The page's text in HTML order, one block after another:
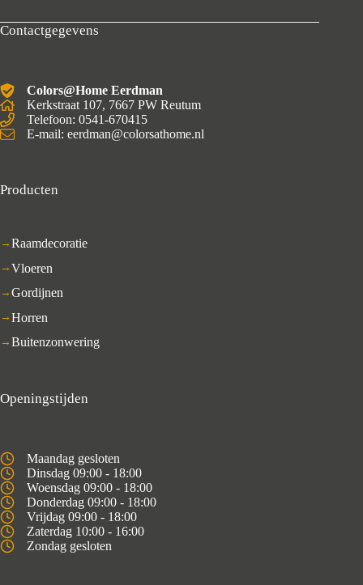
Contactgegevens
Colors@Home Eerdman
Kerkstraat 107, 7667 PW Reutum
Telefoon: 0541-670415
E-mail: eerdman@colorsathome.nl
Producten
Raamdecoratie
Vloeren
Gordijnen
Horren
Buitenzonwering
Openingstijden
Maandag gesloten
Dinsdag 09:00 - 18:00
Woensdag 09:00 - 18:00
Donderdag 09:00 - 18:00
Vrijdag 09:00 - 18:00
Zaterdag 10:00 - 16:00
Zondag gesloten